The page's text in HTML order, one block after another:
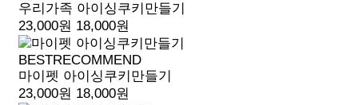
우리가족 아이싱쿠키만들기
23,000원 18,000원
BESTRECOMMEND
마이펫 아이싱쿠키만들기
23,000원 18,000원